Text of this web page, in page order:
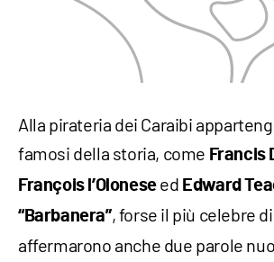
Alla pirateria dei Caraibi
famosi della storia, come Francis
François l’Olonese ed Edward
“Barbanera”, forse il più celebre
affermarono anche due parole